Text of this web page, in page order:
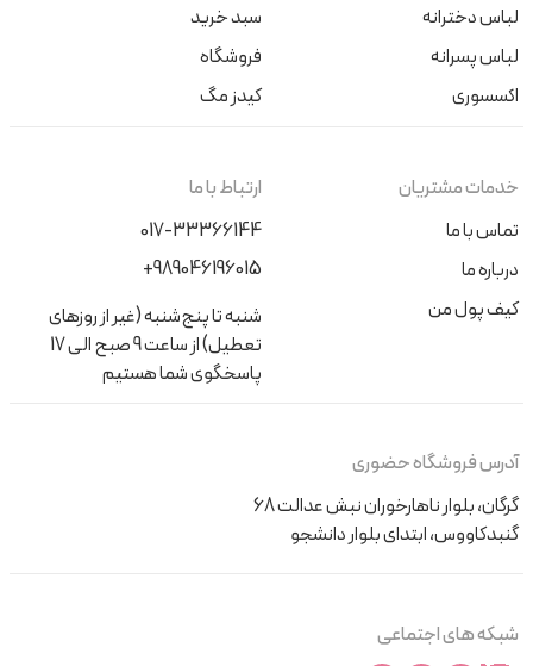
لباس دخترانه
لباس پسرانه
اکسسوری
سبد خرید
فروشگاه
کیدز مگ
خدمات مشتریان
تماس با ما
درباره ما
کیف پول من
ارتباط با ما
017-33366144
+989046196015
شنبه تا پنج‌شنبه (غیر از روزهای
تعطیل) از ساعت 9 صبح الی 17
پاسخگوی شما هستیم
آدرس فروشگاه حضوری
گرگان، بلوار ناهارخوران نبش عدالت 68
گنبدکاووس، ابتدای بلوار دانشجو
شبکه های اجتماعی